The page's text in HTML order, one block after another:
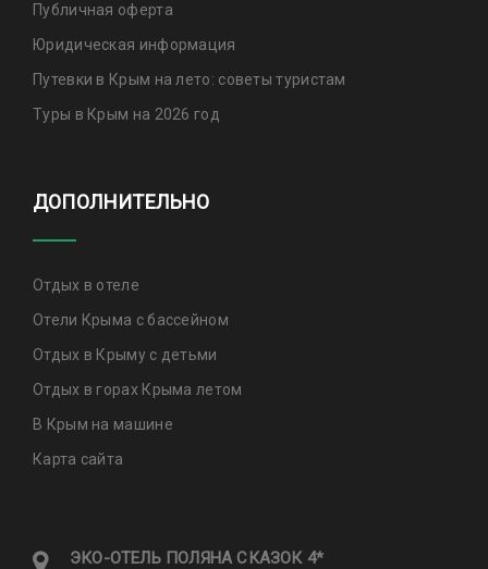
Публичная оферта
Юридическая информация
Путевки в Крым на лето: советы туристам
Туры в Крым на 2026 год
ДОПОЛНИТЕЛЬНО
Отдых в отеле
Отели Крыма с бассейном
Отдых в Крыму с детьми
Отдых в горах Крыма летом
В Крым на машине
Карта сайта
ЭКО-ОТЕЛЬ ПОЛЯНА CКАЗОК 4*